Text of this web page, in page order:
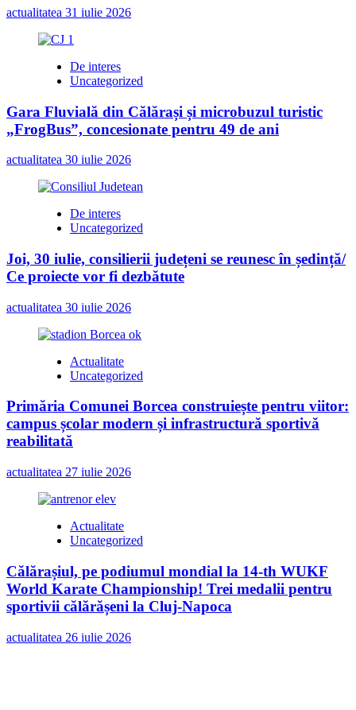
actualitatea 31 iulie 2026
De interes
Uncategorized
Gara Fluvială din Călărași și microbuzul turistic
„FrogBus”, concesionate pentru 49 de ani
actualitatea 30 iulie 2026
De interes
Uncategorized
Joi, 30 iulie, consilierii județeni se reunesc în ședință/
Ce proiecte vor fi dezbătute
actualitatea 30 iulie 2026
Actualitate
Uncategorized
Primăria Comunei Borcea construiește pentru viitor:
campus școlar modern și infrastructură sportivă
reabilitată
actualitatea 27 iulie 2026
Actualitate
Uncategorized
Călărașiul, pe podiumul mondial la 14-th WUKF
World Karate Championship! Trei medalii pentru
sportivii călărășeni la Cluj-Napoca
actualitatea 26 iulie 2026